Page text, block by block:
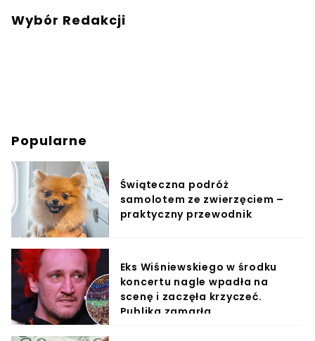
Wybór Redakcji
Popularne
Świąteczna podróż
samolotem ze zwierzęciem –
praktyczny przewodnik
Eks Wiśniewskiego w środku
koncertu nagle wpadła na
scenę i zaczęła krzyczeć.
Publika zamarła